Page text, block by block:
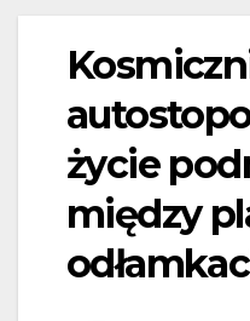
życie
między